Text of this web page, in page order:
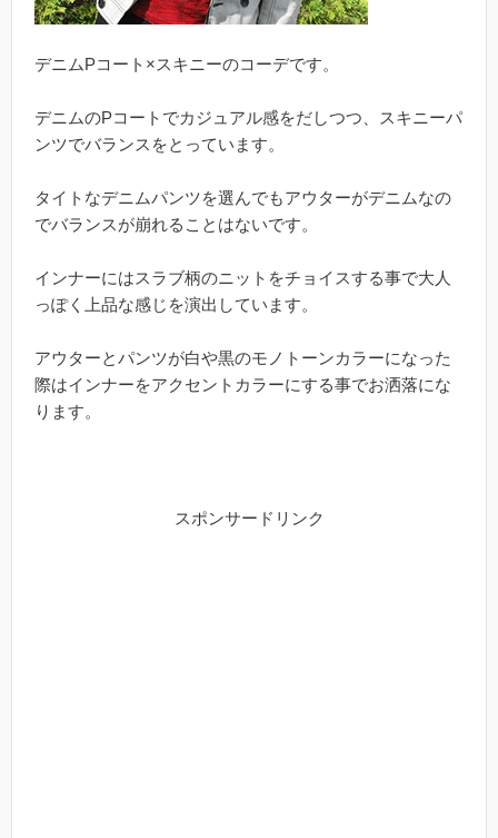
デニムPコート×スキニーのコーデです。
デニムのPコートでカジュアル感をだしつつ、スキニーパ
ンツでバランスをとっています。
タイトなデニムパンツを選んでもアウターがデニムなの
でバランスが崩れることはないです。
インナーにはスラブ柄のニットをチョイスする事で大人
っぽく上品な感じを演出しています。
アウターとパンツが白や黒のモノトーンカラーになった
際はインナーをアクセントカラーにする事でお洒落にな
ります。
スポンサードリンク